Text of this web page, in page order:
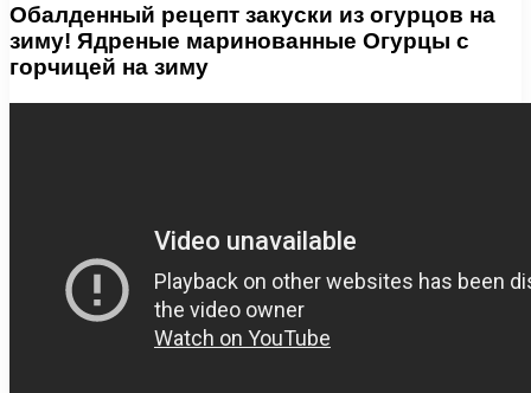
Обалденный рецепт закуски из огурцов на
зиму! Ядреные маринованные Огурцы с
горчицей на зиму